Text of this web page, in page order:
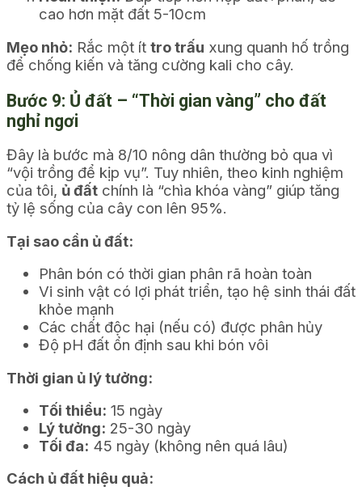
cao hơn mặt đất 5-10cm
Mẹo nhỏ: Rắc một ít tro trấu xung quanh hố trồng
để chống kiến và tăng cường kali cho cây.
Bước 9: Ủ đất – “Thời gian vàng” cho đất
nghỉ ngơi
Đây là bước mà 8/10 nông dân thường bỏ qua vì
“vội trồng để kịp vụ”. Tuy nhiên, theo kinh nghiệm
của tôi, ủ đất chính là “chìa khóa vàng” giúp tăng
tỷ lệ sống của cây con lên 95%.
Tại sao cần ủ đất:
Phân bón có thời gian phân rã hoàn toàn
Vi sinh vật có lợi phát triển, tạo hệ sinh thái đất
khỏe mạnh
Các chất độc hại (nếu có) được phân hủy
Độ pH đất ổn định sau khi bón vôi
Thời gian ủ lý tưởng:
Tối thiểu: 15 ngày
Lý tưởng: 25-30 ngày
Tối đa: 45 ngày (không nên quá lâu)
Cách ủ đất hiệu quả: